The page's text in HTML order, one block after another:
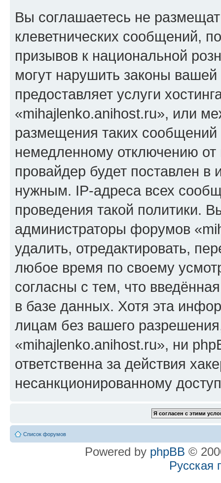
Вы соглашаетесь не
клеветнических сообщений,
призывов к национальной
могут нарушить законы
предоставляет услуги
«mihajlenko.anihost.ru», или
размещения таких
немедленному отключению
провайдер будет поставлен в
нужным. IP-адреса всех
проведения такой политики.
администраторы форумов
удалить, отредактировать,
любое время по своему
согласны с тем, что
в базе данных. Хотя эта
лицам без вашего
«mihajlenko.anihost.ru», ни
ответственна за действия
несанкционированному
Список форумов
Powered by phpBB ©
Русская